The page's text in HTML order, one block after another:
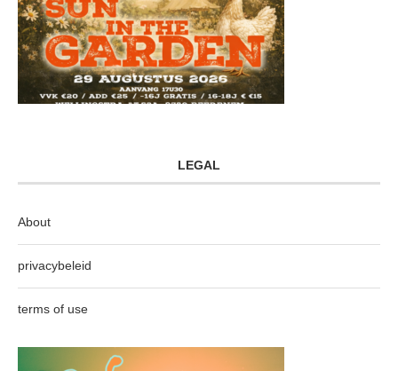
LEGAL
About
privacybeleid
terms of use